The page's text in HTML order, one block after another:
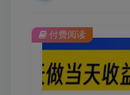
付费阅读